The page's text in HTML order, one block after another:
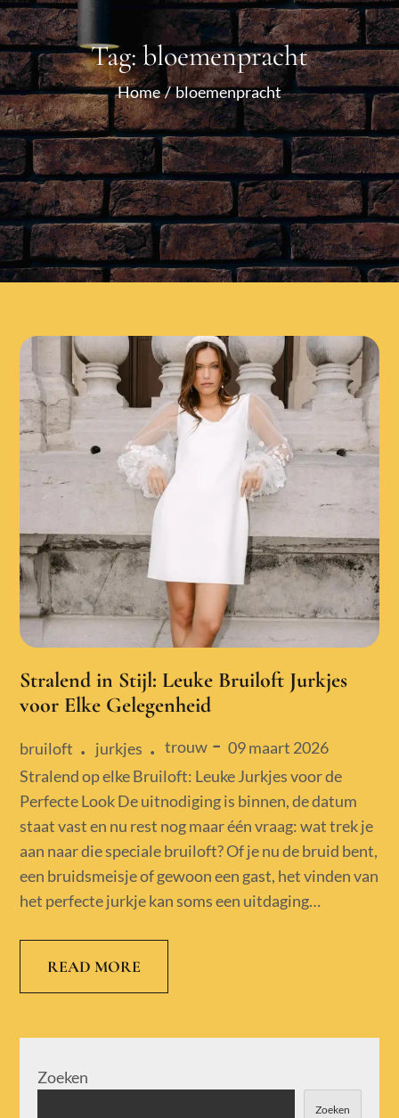
Tag:bloemenpracht
Home bloemenpracht
Stralend in Stijl: Leuke Bruiloft Jurkjes
voor Elke Gelegenheid
bruiloft jurkjes trouw
Posted
on
09 maart 2026
Stralend op elke Bruiloft: Leuke Jurkjes voor de
Perfecte Look De uitnodiging is binnen, de datum
staat vast en nu rest nog maar één vraag: wat trek je
aan naar die speciale bruiloft? Of je nu de bruid bent,
een bruidsmeisje of gewoon een gast, het vinden van
het perfecte jurkje kan soms een uitdaging…
READ MORE
Zoeken
Zoeken